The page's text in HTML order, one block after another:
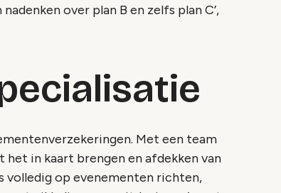
over plan B en zelfs plan C’,
Met een team
in kaart brengen en afdekken van
volledig op evenementen richten,